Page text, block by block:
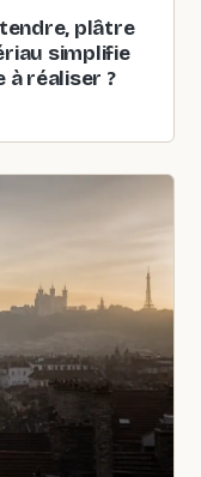
plâtre
simplifie
réaliser ?